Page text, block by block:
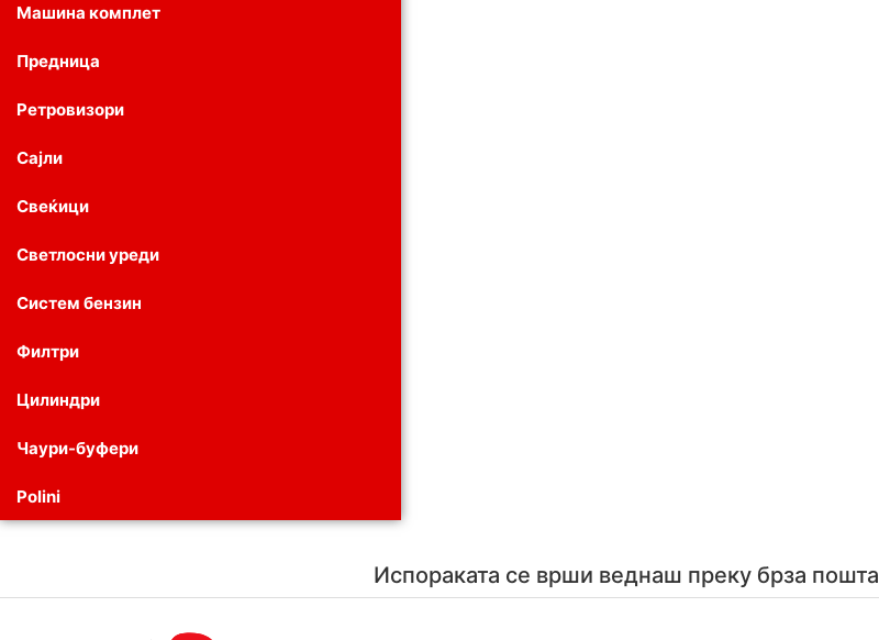
Машина комплет
Предница
Ретровизори
Сајли
Свеќици
Светлосни уреди
Систем бензин
Филтри
Цилиндри
Чаури-буфери
Polini
Испораката се врши веднаш преку брза пошта